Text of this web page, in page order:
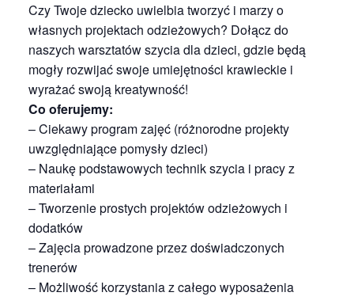
Czy Twoje dziecko uwielbia tworzyć i marzy o
własnych projektach odzieżowych? Dołącz do
naszych warsztatów szycia dla dzieci, gdzie będą
mogły rozwijać swoje umiejętności krawieckie i
wyrażać swoją kreatywność!
Co oferujemy:
– Ciekawy program zajęć (różnorodne projekty
uwzględniające pomysły dzieci)
– Naukę podstawowych technik szycia i pracy z
materiałami
– Tworzenie prostych projektów odzieżowych i
dodatków
– Zajęcia prowadzone przez doświadczonych
trenerów
– Możliwość korzystania z całego wyposażenia